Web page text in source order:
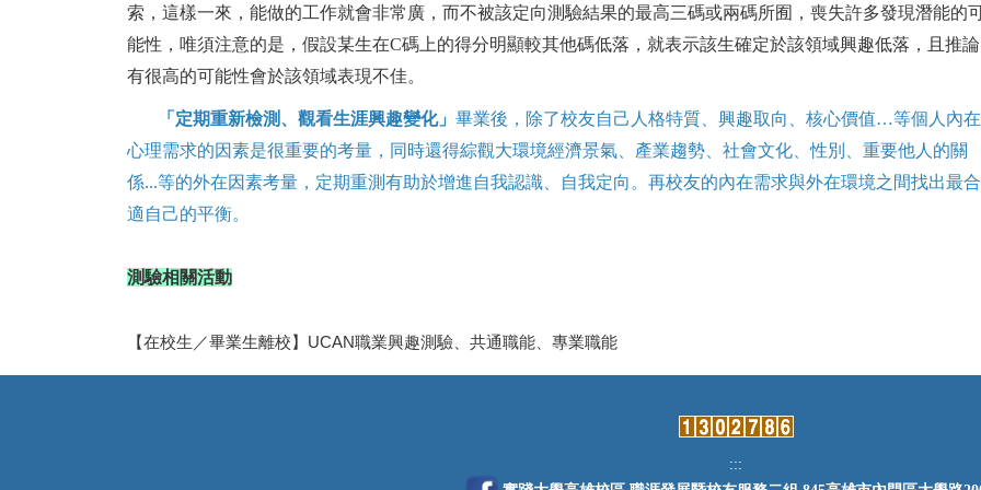
索，這樣一來，能做的工作就會非常廣，而不被該定向測驗結果的最高三碼或兩碼所囿，喪失許多發現潛能的
能性，唯須注意的是，假設某生在C碼上的得分明顯較其他碼低落，就表示該生確定於該領域興趣低落，且推論
有很高的可能性會於該領域表現不佳。
「定期重新檢測、觀看生涯興趣變化」畢業後，除了校友自己人格特質、興趣取向、核心價值…等個人內在
心理需求的因素是很重要的考量，同時還得綜觀大環境經濟景氣、產業趨勢、社會文化、性別、重要他人的關
係...等的外在因素考量，定期重測有助於增進自我認識、自我定向。再校友的內在需求與外在環境之間找出最合
適自己的平衡。
測驗相關活動
【在校生／畢業生離校】UCAN職業興趣測驗、共通職能、專業職能
:::